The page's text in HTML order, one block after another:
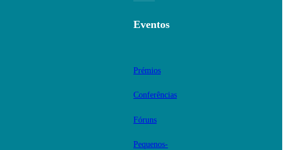
Eventos
Prémios
Conferências
Fóruns
Pequenos-